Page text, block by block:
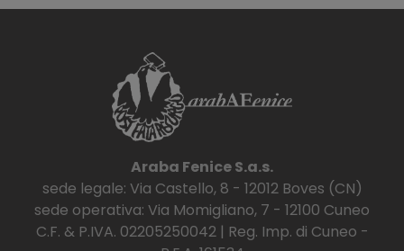
Araba Fenice S.a.s.
sede legale: Via Castello, 8 - 12012 Boves (CN)
sede operativa: Via Momigliano, 7 - 12100 Cuneo
C.F. & P.IVA. 02205250042 | Reg. Imp. di Cuneo -